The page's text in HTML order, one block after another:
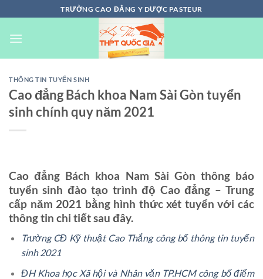
đến
nội
TRƯỜNG CAO ĐẲNG Y DƯỢC PASTEUR
THÔNG TIN TUYỂN SINH
Cao đẳng Bách khoa Nam Sài Gòn tuyển
sinh chính quy năm 2021
Cao đẳng Bách khoa Nam Sài Gòn thông báo
tuyển sinh đào tạo trình độ Cao đẳng – Trung
cấp năm 2021 bằng hình thức xét tuyển với các
thông tin chi tiết sau đây.
Trường CĐ Kỹ thuật Cao Thắng công bố thông tin tuyển
sinh 2021
ĐH Khoa học Xã hội và Nhân văn TP.HCM công bố điểm